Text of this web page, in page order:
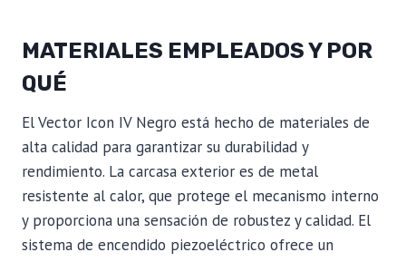
MATERIALES EMPLEADOS Y POR
QUÉ
El Vector Icon IV Negro está hecho de materiales de
alta calidad para garantizar su durabilidad y
rendimiento. La carcasa exterior es de metal
resistente al calor, que protege el mecanismo interno
y proporciona una sensación de robustez y calidad. El
sistema de encendido piezoeléctrico ofrece un